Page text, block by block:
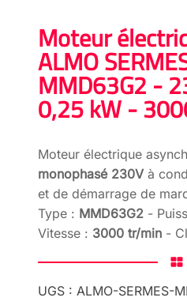
Moteur
ALMO
MMD63G2 -
0,25 kW -
Moteur électrique
monophasé 230V à
et de démarrage de
Type : MMD63G2 -
Vitesse : 3000 tr/min -
UGS : ALMO-SERMES-